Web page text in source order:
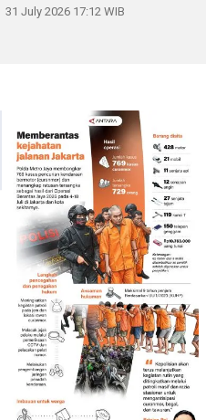
31 July 2026 17:12 WIB